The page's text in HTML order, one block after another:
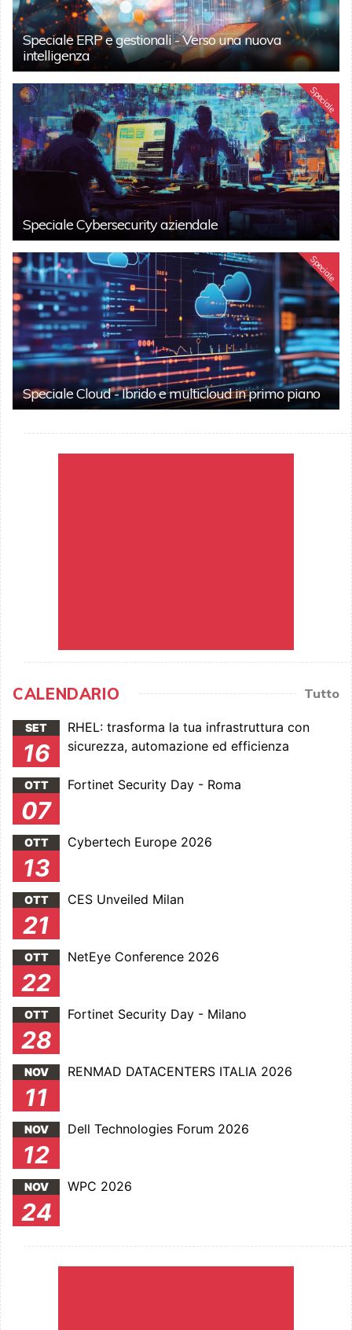
Speciale ERP e gestionali - Verso una nuova
intelligenza
Speciale
Speciale Cybersecurity aziendale
Speciale
Speciale Cloud - Ibrido e multicloud in primo piano
CALENDARIO Tutto
SET
16
RHEL: trasforma la tua infrastruttura con
sicurezza, automazione ed efficienza
OTT
07
Fortinet Security Day - Roma
OTT
13
Cybertech Europe 2026
OTT
21
CES Unveiled Milan
OTT
22
NetEye Conference 2026
OTT
28
Fortinet Security Day - Milano
NOV
11
RENMAD DATACENTERS ITALIA 2026
NOV
12
Dell Technologies Forum 2026
NOV
24
WPC 2026